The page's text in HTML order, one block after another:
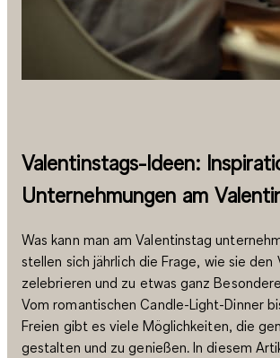
Valentinstags-Ideen:
Unternehmungen am
Was kann man am Valentinstag
stellen sich jährlich die Frage, wie sie den
zelebrieren und zu etwas ganz
Vom romantischen Candle-Light-Dinner
Freien gibt es viele Möglichkeiten, die
gestalten und zu genießen. In diesem